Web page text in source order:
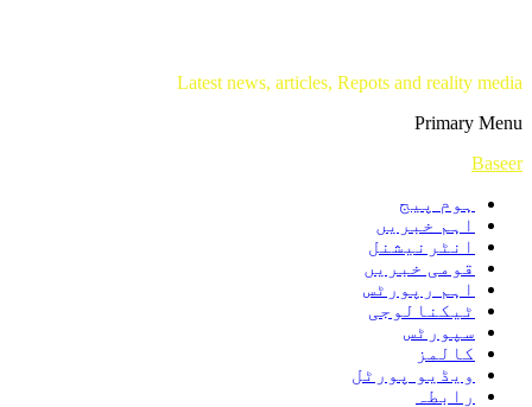
Latest news, articles, Repots and reality media
Primary Menu
Baseer
ہوم پیج
اہم خبریں
انٹرنیشنل
قومی خبریں
اہم رپورٹس
ٹیکنالوجی
سپورٹس
کالمز
ویڈیو پورٹل
رابطہ